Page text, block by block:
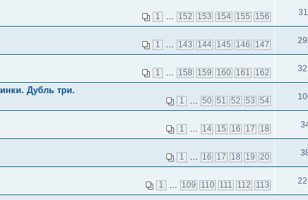
1 … 152 153 154 155 156
1 … 143 144 145 146 147
1 … 158 159 160 161 162
Дубль три.
1 … 50 51 52 53 54
1 … 14 15 16 17 18
1 … 16 17 18 19 20
1 … 109 110 111 112 113